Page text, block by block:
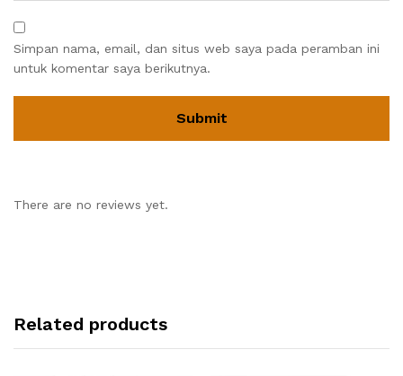
Simpan nama, email, dan situs web saya pada peramban ini
untuk komentar saya berikutnya.
There are no reviews yet.
Related products